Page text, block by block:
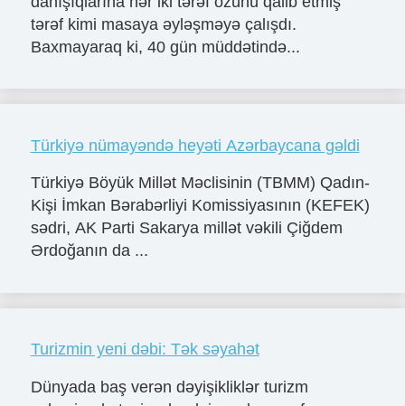
tərəf kimi masaya əyləşməyə çalışdı.
Baxmayaraq ki, 40 gün müddətində...
Türkiyə nümayəndə heyəti Azərbaycana gəldi
Türkiyə Böyük Millət Məclisinin (TBMM) Qadın-
Kişi İmkan Bərabərliyi Komissiyasının (KEFEK)
sədri, AK Parti Sakarya millət vəkili Çiğdem
Ərdoğanın da ...
Turizmin yeni dəbi: Tək səyahət
Dünyada baş verən dəyişikliklər turizm